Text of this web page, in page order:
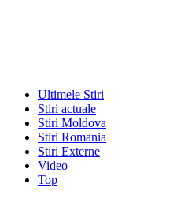
Ultimele Stiri
Stiri actuale
Stiri Moldova
Stiri Romania
Stiri Externe
Video
Top